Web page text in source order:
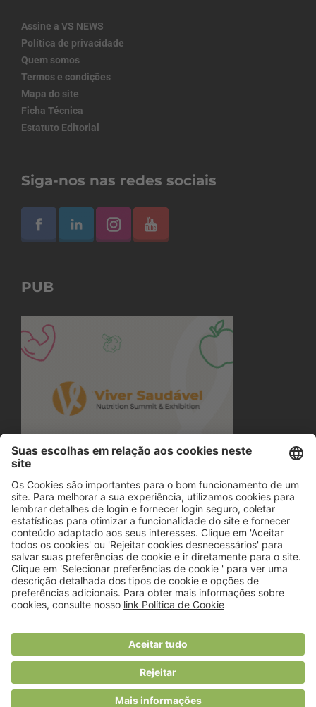
Assine a VS NEWS
Política de privacidade
Quem somos
Termos e condições
Mapa do site
Ficha Técnica
Estatuto Editorial
Siga-nos nas redes sociais
PUB
© 2018 Viver Saudável
O portal dos profissionais de nutrição